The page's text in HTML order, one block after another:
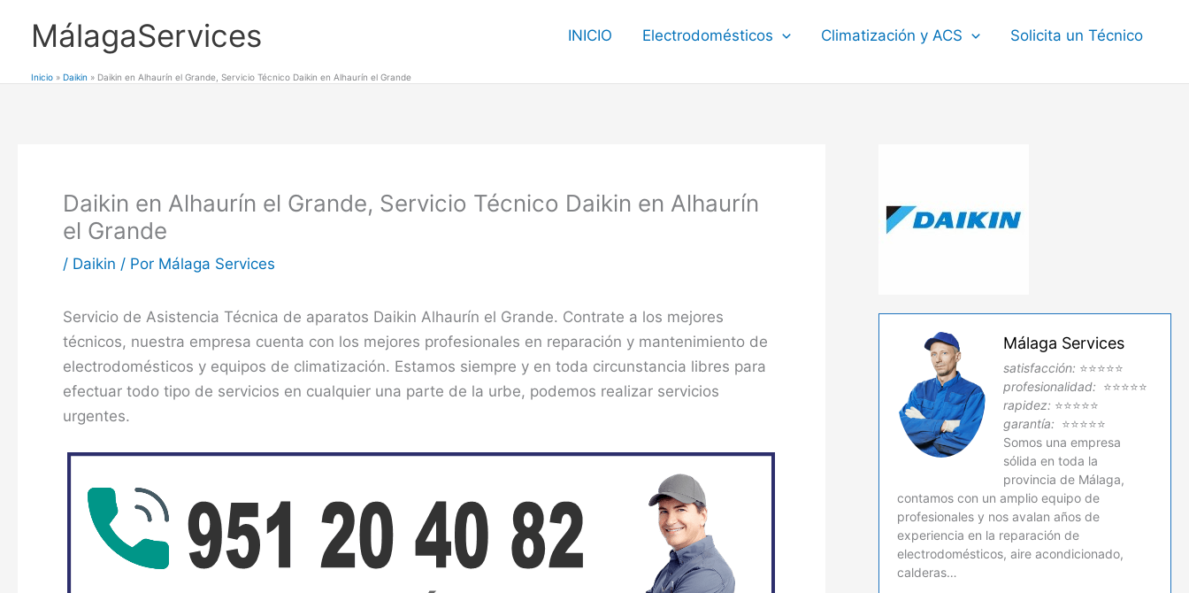
MálagaServices INICIO Electrodomésticos Climatización y ACS Solicita un Técnico
Inicio Daikin Daikin en Alhaurín el Grande, Servicio Técnico Daikin en Alhaurín el Grande
Daikin en Alhaurín el Grande, Servicio Técnico Daikin en Alhaurín
el Grande
/ Daikin / Por Málaga Services
Servicio de Asistencia Técnica de aparatos Daikin Alhaurín el Grande. Contrate a los mejores
técnicos, nuestra empresa cuenta con los mejores profesionales en reparación y mantenimiento de
electrodomésticos y equipos de climatización. Estamos siempre y en toda circunstancia libres para
efectuar todo tipo de servicios en cualquier una parte de la urbe, podemos realizar servicios
urgentes.
Málaga Services
satisfacción: ⭐⭐⭐⭐⭐
profesionalidad: ⭐⭐⭐⭐⭐
rapidez: ⭐⭐⭐⭐⭐
garantía: ⭐⭐⭐⭐⭐
Somos una empresa
sólida en toda la
provincia de Málaga,
contamos con un amplio equipo de
profesionales y nos avalan años de
experiencia en la reparación de
electrodomésticos, aire acondicionado,
calderas…